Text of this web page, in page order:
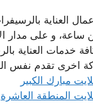
العناية
ساعة، و على
خدمات العناية
اخرى تقدم نفس
مبارك الكبير
المنطقة العاشرة